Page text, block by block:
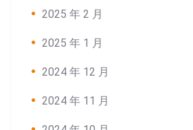
2025 年 2 月
2025 年 1 月
2024 年 12 月
2024 年 11 月